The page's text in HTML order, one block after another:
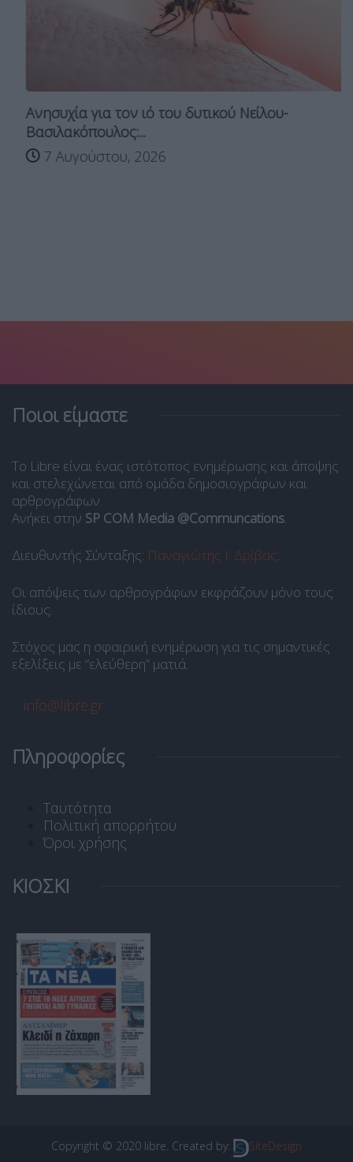
Ανησυχία για τον ιό του δυτικού Νείλου-
Βασιλακόπουλος:...
7 Αυγούστου, 2026
Ποιοι είμαστε
Το Libre είναι ένας ιστότοπος ενημέρωσης και άποψης
και στελεχώνεται από ομάδα δημοσιογράφων και
αρθρογράφων.
Ανήκει στην SP COM Media @Communcations.
Διευθυντής Σύνταξης: Παναγιώτης Ι. Δρίβας.
Οι απόψεις των αρθρογράφων εκφράζουν μόνο τους
ίδιους.
Στόχος μας η σφαιρική ενημέρωση για τις σημαντικές
εξελίξεις με “ελεύθερη” ματιά.
info@libre.gr
Πληροφορίες
Ταυτότητα
Πολιτική απορρήτου
Όροι χρήσης
ΚΙΟΣΚΙ
Copyright © 2020 libre. Created by: SiteDesign